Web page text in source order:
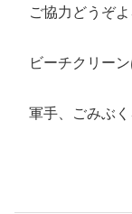
ご協力どうぞよ
ビーチクリーン
軍手、ごみぶく